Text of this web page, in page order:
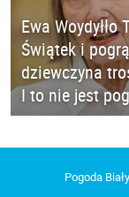
Ewa Woydyłło
Świątek i
dziewczyna
I to nie jest
Pogoda